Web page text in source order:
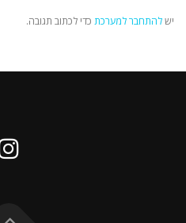
ישלהתחבר למערכת כדי לכתוב תגובה.